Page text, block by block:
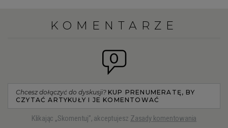
KOMENTARZE
0
Chcesz dołączyć do dyskusji? KUP PRENUMERATĘ, BY
CZYTAĆ ARTYKUŁY I JE KOMENTOWAĆ
Klikając „Skomentuj”, akceptujesz Zasady komentowania